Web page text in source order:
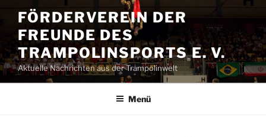
Inhalt
springen
FÖRDERVEREIN DER
FREUNDE DES
TRAMPOLINSPORTS E. V.
Aktuelle Nachrichten aus der Trampolinwelt
Menü